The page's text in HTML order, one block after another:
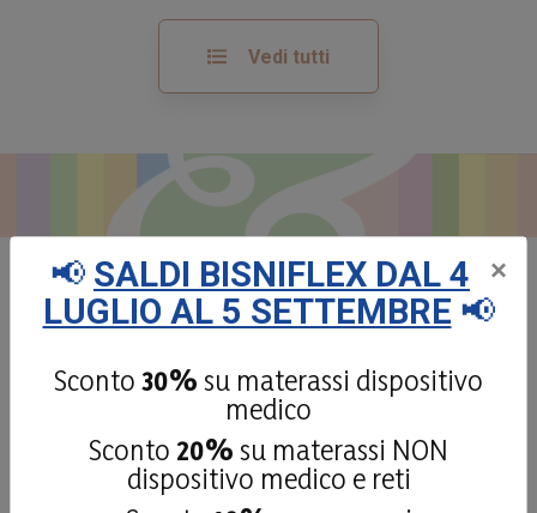
Vedi tutti
Dicono di noi:le recensioni
dei nostri clienti
4,9/5
181
×
📢 SALDI BISNIFLEX DAL 4
LUGLIO AL 5 SETTEMBRE 📢
Sconto 30% su materassi dispositivo
medico
Sconto 20% su materassi NON
dispositivo medico e reti